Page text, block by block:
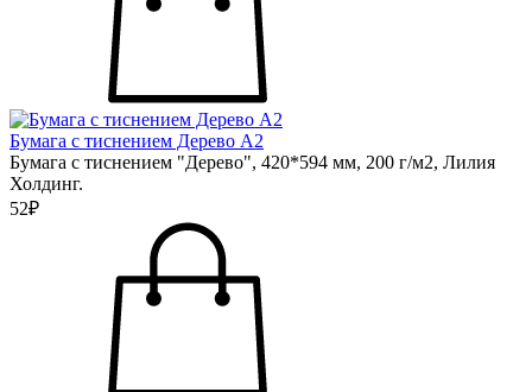
Бумага с тиснением Дерево А2
Бумага с тиснением "Дерево", 420*594 мм, 200 г/м2, Лилия
Холдинг.
52₽